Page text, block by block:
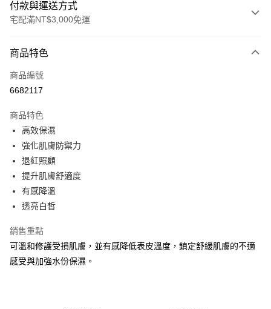
付款與運送方式
宅配滿NT$3,000免運
信用卡一次付款
LINE Pay
街口支付
悠遊付
ATM付款
運送方式
每筆NT$90，滿NT$3,000(含以上)免運費
商品特色
商品編號
6682117
商品特色
高效保濕
強化肌膚防禦力
退紅照顧
提升肌膚舒適度
有感降溫
透亮白皙
銷售重點
可溫和修護受損肌膚，並有感降低表皮溫度，鎮定舒緩肌膚的不適
感受與加強水份保濕。